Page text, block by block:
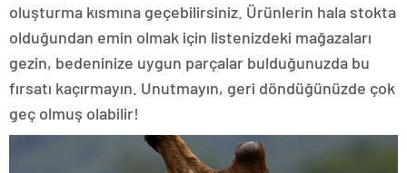
oluşturma kısmına geçebilirsiniz. Ürünlerin hala stokta
olduğundan emin olmak için listenizdeki mağazaları
gezin, bedeninize uygun parçalar bulduğunuzda bu
fırsatı kaçırmayın. Unutmayın, geri döndüğünüzde çok
geç olmuş olabilir!